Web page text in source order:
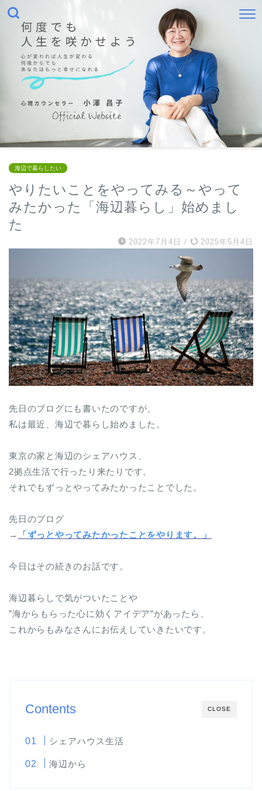
海辺で暮らしたい
やりたいことをやってみる～やって
みたかった「海辺暮らし」始めまし
た
2022年7月4日 / 2025年5月4日
先日のブログにも書いたのですが、
私は最近、海辺で暮らし始めました。
東京の家と海辺のシェアハウス、
2拠点生活で行ったり来たりです。
それでもずっとやってみたかったことでした。
先日のブログ
→
「ずっとやってみたかったことをやります。」
今日はその続きのお話です。
海辺暮らしで気がついたことや
”海からもらった心に効くアイデア”があったら、
これからもみなさんにお伝えしていきたいです。
CLOSE
Contents
シェアハウス生活
海辺から